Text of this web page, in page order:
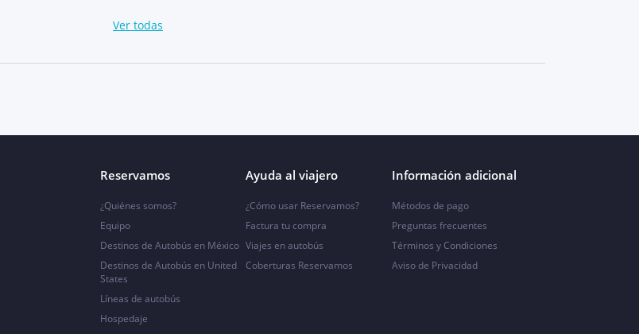
Ver todas
Reservamos
¿Quiénes somos?
Equipo
Destinos de Autobús en México
Destinos de Autobús en United
States
Líneas de autobús
Hospedaje
Ayuda al viajero
¿Cómo usar Reservamos?
Factura tu compra
Viajes en autobús
Coberturas Reservamos
Información adicional
Métodos de pago
Preguntas frecuentes
Términos y Condiciones
Aviso de Privacidad